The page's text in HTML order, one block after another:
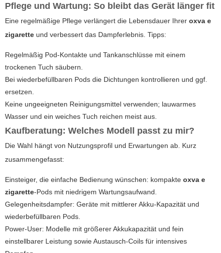
Pflege und Wartung: So bleibt das Gerät länger fit
Eine regelmäßige Pflege verlängert die Lebensdauer Ihrer oxva e
zigarette und verbessert das Dampferlebnis. Tipps:
Regelmäßig Pod-Kontakte und Tankanschlüsse mit einem
trockenen Tuch säubern.
Bei wiederbefüllbaren Pods die Dichtungen kontrollieren und ggf.
ersetzen.
Keine ungeeigneten Reinigungsmittel verwenden; lauwarmes
Wasser und ein weiches Tuch reichen meist aus.
Kaufberatung: Welches Modell passt zu mir?
Die Wahl hängt von Nutzungsprofil und Erwartungen ab. Kurz
zusammengefasst:
Einsteiger, die einfache Bedienung wünschen: kompakte oxva e
zigarette-Pods mit niedrigem Wartungsaufwand.
Gelegenheitsdampfer: Geräte mit mittlerer Akku-Kapazität und
wiederbefüllbaren Pods.
Power-User: Modelle mit größerer Akkukapazität und fein
einstellbarer Leistung sowie Austausch-Coils für intensives